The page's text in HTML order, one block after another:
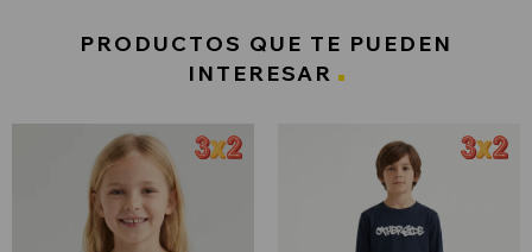
PRODUCTOS QUE TE PUEDEN
INTERESAR